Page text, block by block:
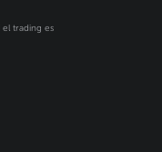
el trading es